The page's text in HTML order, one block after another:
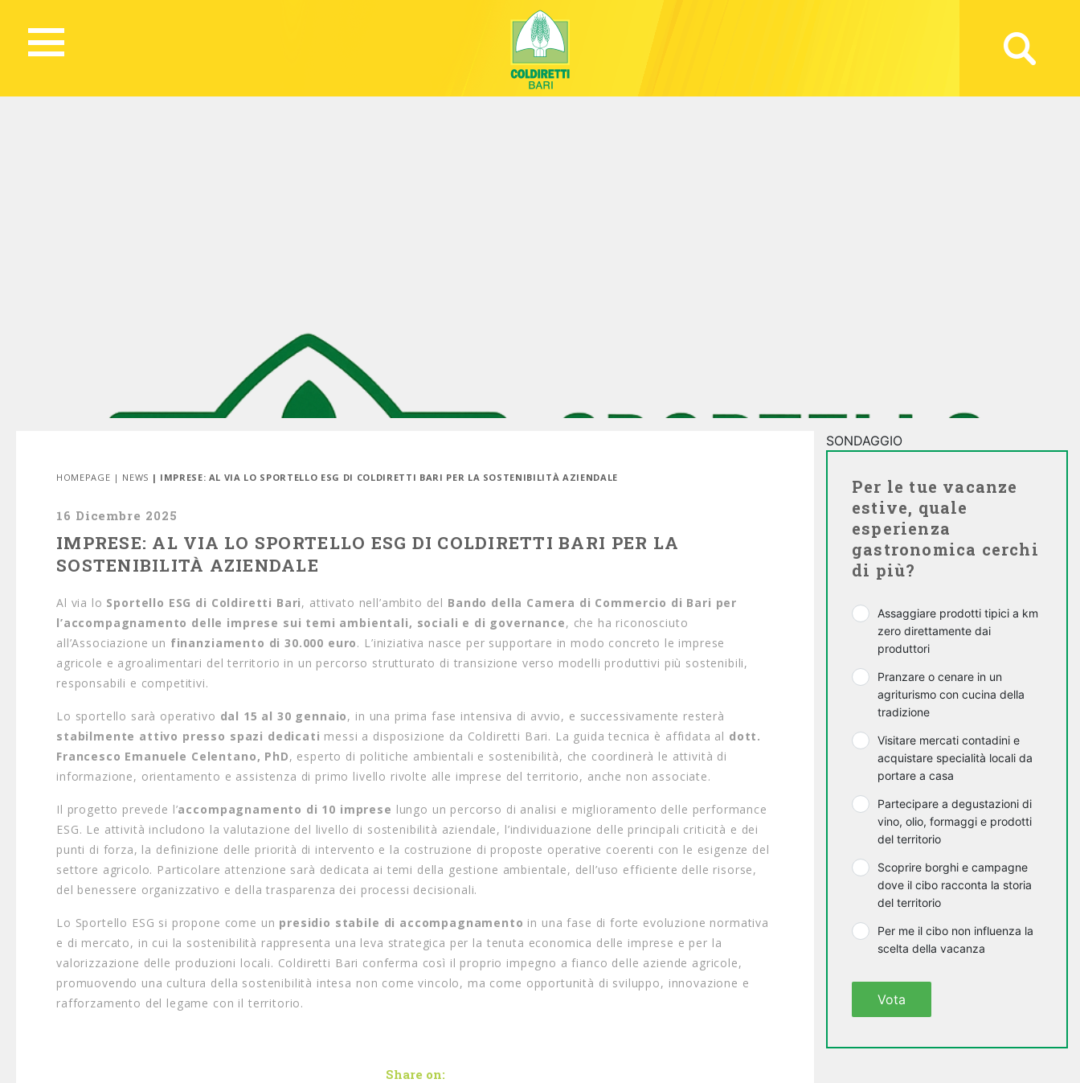
HOMEPAGE | NEWS | IMPRESE: AL VIA LO SPORTELLO ESG DI COLDIRETTI BARI PER LA SOSTENIBILITÀ AZIENDALE
16 Dicembre 2025
IMPRESE: AL VIA LO SPORTELLO ESG DI COLDIRETTI BARI PER LA
SOSTENIBILITÀ AZIENDALE
Al via lo Sportello ESG di Coldiretti Bari, attivato nell’ambito del Bando della Camera di Commercio di Bari per
l’accompagnamento delle imprese sui temi ambientali, sociali e di governance, che ha riconosciuto
all’Associazione un finanziamento di 30.000 euro. L’iniziativa nasce per supportare in modo concreto le imprese
agricole e agroalimentari del territorio in un percorso strutturato di transizione verso modelli produttivi più sostenibili,
responsabili e competitivi.
Lo sportello sarà operativo dal 15 al 30 gennaio, in una prima fase intensiva di avvio, e successivamente resterà
stabilmente attivo presso spazi dedicati messi a disposizione da Coldiretti Bari. La guida tecnica è affidata al dott.
Francesco Emanuele Celentano, PhD, esperto di politiche ambientali e sostenibilità, che coordinerà le attività di
informazione, orientamento e assistenza di primo livello rivolte alle imprese del territorio, anche non associate.
Il progetto prevede l’accompagnamento di 10 imprese lungo un percorso di analisi e miglioramento delle performance
ESG. Le attività includono la valutazione del livello di sostenibilità aziendale, l’individuazione delle principali criticità e dei
punti di forza, la definizione delle priorità di intervento e la costruzione di proposte operative coerenti con le esigenze del
settore agricolo. Particolare attenzione sarà dedicata ai temi della gestione ambientale, dell’uso efficiente delle risorse,
del benessere organizzativo e della trasparenza dei processi decisionali.
Lo Sportello ESG si propone come un presidio stabile di accompagnamento in una fase di forte evoluzione normativa
e di mercato, in cui la sostenibilità rappresenta una leva strategica per la tenuta economica delle imprese e per la
valorizzazione delle produzioni locali. Coldiretti Bari conferma così il proprio impegno a fianco delle aziende agricole,
promuovendo una cultura della sostenibilità intesa non come vincolo, ma come opportunità di sviluppo, innovazione e
rafforzamento del legame con il territorio.
Share on:
SONDAGGIO
Per le tue vacanze
estive, quale
esperienza
gastronomica cerchi
di più?
Assaggiare prodotti tipici a km
zero direttamente dai
produttori
Pranzare o cenare in un
agriturismo con cucina della
tradizione
Visitare mercati contadini e
acquistare specialità locali da
portare a casa
Partecipare a degustazioni di
vino, olio, formaggi e prodotti
del territorio
Scoprire borghi e campagne
dove il cibo racconta la storia
del territorio
Per me il cibo non influenza la
scelta della vacanza
Vota